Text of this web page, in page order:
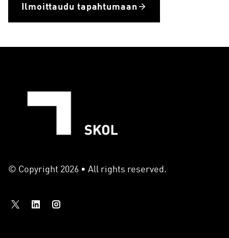
Ilmoittaudu tapahtumaan
© Copyright 2026 • All rights reserved.